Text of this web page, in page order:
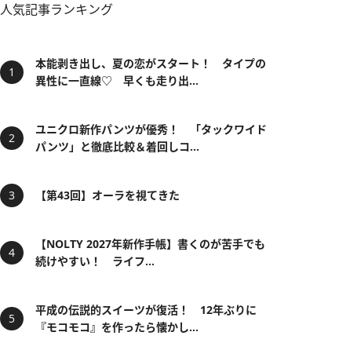
人気記事ランキング
本能剥き出し、夏の恋がスタート！ タイプの
異性に一直線♡ 早くも走り出...
ユニクロ新作パンツが優秀！ 「タックワイド
パンツ」と徹底比較＆着回しコ...
【第43回】オーラを視てきた
【NOLTY 2027年新作手帳】書くのが苦手でも
続けやすい！ ライフ...
平成の伝説的スイーツが復活！ 12年ぶりに
『モコモコ』を作ったら懐かし...